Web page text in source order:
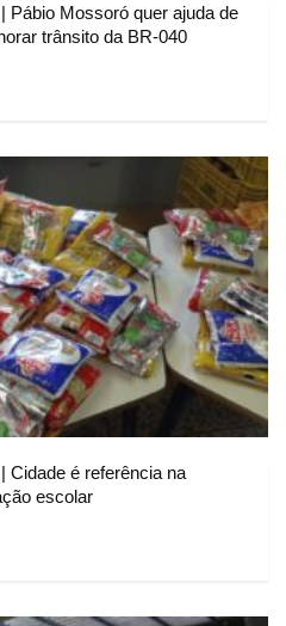
Pábio Mossoró quer ajuda de
trânsito da BR-040
Cidade é referência na
escolar